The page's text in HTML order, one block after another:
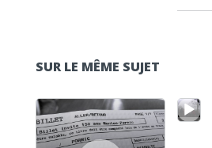
SUR LE MÊME SUJET
Lecteur audio
Lecteur audio